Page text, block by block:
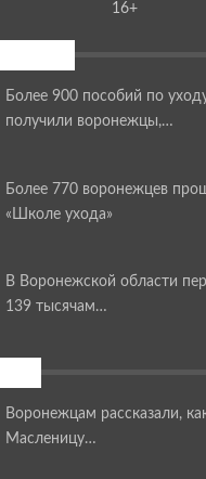
16+
Более 900 пособий по
получили воронежцы,…
Более 770 воронежцев
«Школе ухода»
В Воронежской области
139 тысячам…
Воронежцам рассказали,
Масленицу…